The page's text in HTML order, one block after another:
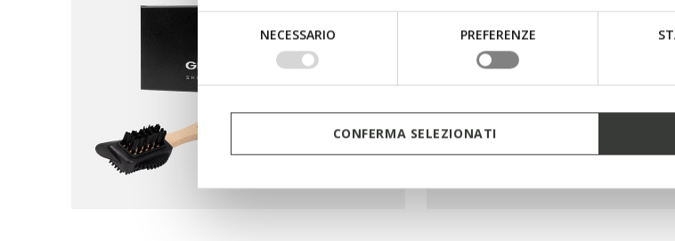
consenso
NECESSARIO PREFERENZE
CONFERMA SELEZIONATI